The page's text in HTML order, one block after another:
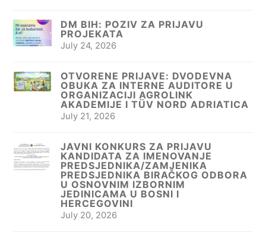
DM BIH: POZIV ZA PRIJAVU
PROJEKATA
July 24, 2026
OTVORENE PRIJAVE: DVODEVNA
OBUKA ZA INTERNE AUDITORE U
ORGANIZACIJI AGROLINK
AKADEMIJE I TÜV NORD ADRIATICA
July 21, 2026
JAVNI KONKURS ZA PRIJAVU
KANDIDATA ZA IMENOVANJE
PREDSJEDNIKA/ZAMJENIKA
PREDSJEDNIKA BIRAČKOG ODBORA
U OSNOVNIM IZBORNIM
JEDINICAMA U BOSNI I
HERCEGOVINI
July 20, 2026